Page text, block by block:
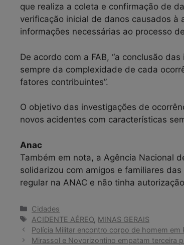
que realiza a coleta e confirmação de
verificação inicial de danos causados à
informações necessárias ao processo
De acordo com a FAB, “a conclusão
sempre da complexidade de cada
fatores contribuintes”.
O objetivo das investigações de
novos acidentes com características
Anac
Também em nota, a Agência Nacional
solidarizou com amigos e familiares
regular na ANAC e não tinha
Categorias
Cidades
Tags
ACIDENTE AÉREO, MINAS GERAIS
Polícia Militar encontro corpo de homem em
Mirassol e Novorizontino empatam terceira